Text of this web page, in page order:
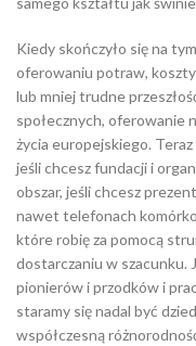
Kiedy skończyło się na
oferowaniu potraw,
lub mniej trudne
społecznych, oferowanie
życia europejskiego.
jeśli chcesz fundacji i
obszar, jeśli chcesz
nawet telefonach
które robię za pomocą
dostarczaniu w szacunku.
pionierów i przodków i
staramy się nadal być
współczesną